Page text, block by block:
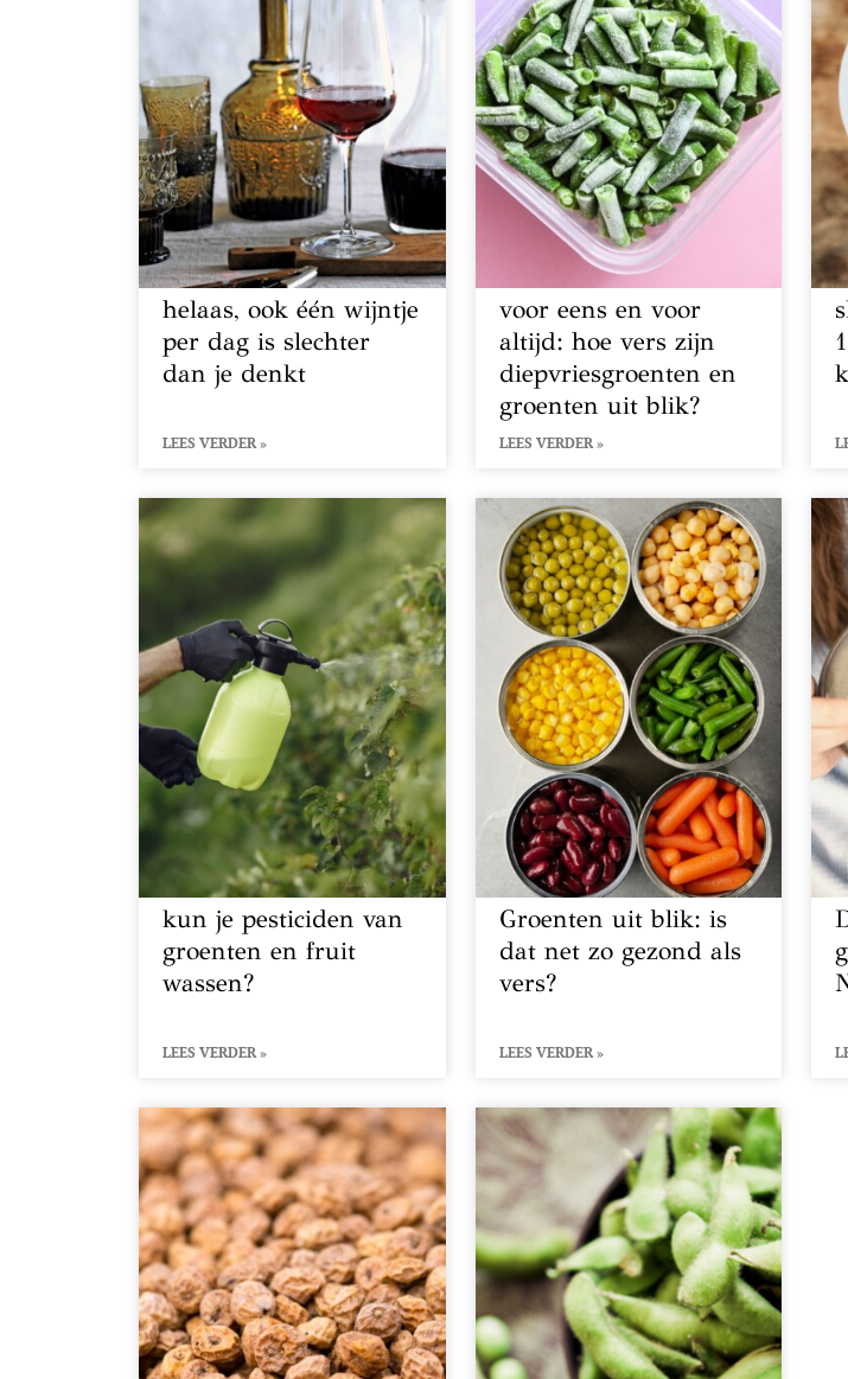
helaas, ook één wijntje
per dag is slechter
dan je denkt
LEES VERDER »
voor eens en voor
altijd: hoe vers zijn
diepvriesgroenten en
groenten uit blik?
LEES VERDER »
kun je pesticiden van
groenten en fruit
wassen?
LEES VERDER »
Groenten uit blik: is
dat net zo gezond als
vers?
LEES VERDER »